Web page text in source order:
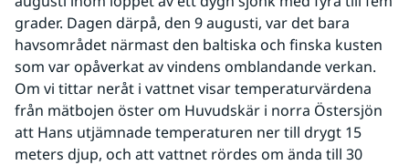
grader. Dagen därpå, den 9 augusti, var det bara
havsområdet närmast den baltiska och finska kusten
som var opåverkat av vindens omblandande verkan.
Om vi tittar neråt i vattnet visar temperaturvärdena
från mätbojen öster om Huvudskär i norra Östersjön
att Hans utjämnade temperaturen ner till drygt 15
meters djup, och att vattnet rördes om ända till 30